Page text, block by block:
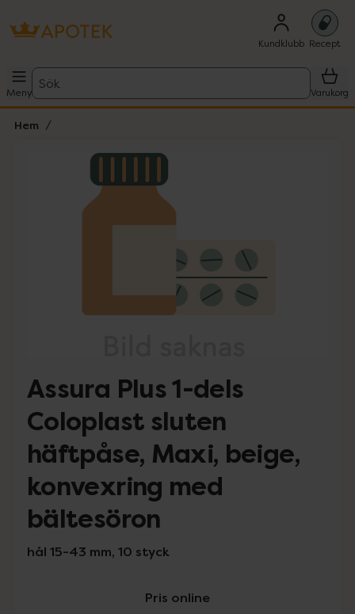
Kundklubb Recept
Meny
Sök
Varukorg
Hem
Lista: . Innehåller 1 objekt.
Assura Plus 1-dels
Coloplast sluten
häftpåse, Maxi, beige,
konvexring med
bältesöron
hål 15-43 mm, 10 styck
Pris online